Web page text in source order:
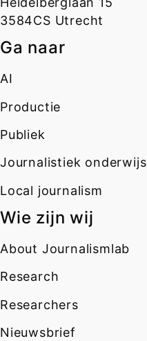
3584CS Utrecht
Ga naar
AI
Productie
Publiek
Journalistiek onderwijs
Local journalism
Wie zijn wij
About Journalismlab
Research
Researchers
Nieuwsbrief